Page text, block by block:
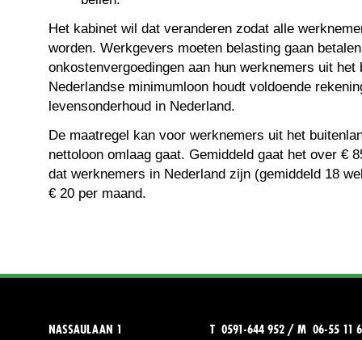
Het kabinet wil dat veranderen zodat alle
worden. Werkgevers moeten belasting gaan
onkostenvergoedingen aan hun werknemers uit het
Nederlandse minimumloon houdt voldoende
levensonderhoud in Nederland.
De maatregel kan voor werknemers uit het
nettoloon omlaag gaat. Gemiddeld gaat het over €
dat werknemers in Nederland zijn (gemiddeld 18
€ 20 per maand.
NASSAULAAN 1
T 0591-644 952 / M 06-55 11